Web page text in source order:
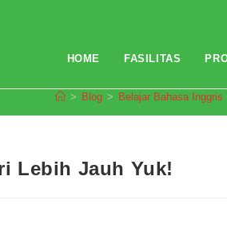
HOME FASILITAS
> Blog > Belajar Bahasa Inggris
Lebih Jauh Yuk!